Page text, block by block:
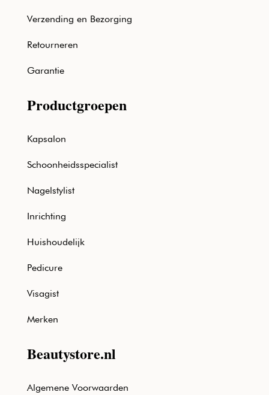
Verzending en Bezorging
Retourneren
Garantie
Productgroepen
Kapsalon
Schoonheidsspecialist
Nagelstylist
Inrichting
Huishoudelijk
Pedicure
Visagist
Merken
Beautystore.nl
Algemene Voorwaarden